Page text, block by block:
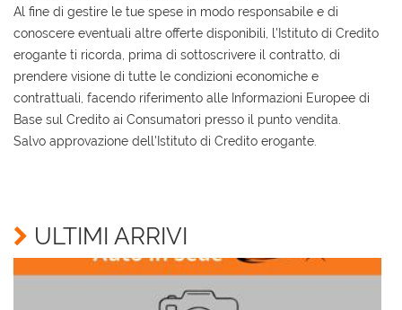
Ho letto e accettol'informativa privacy*
Invia la tua richiesta
Al fine di gestire le tue spese in modo responsabile e di
conoscere eventuali altre offerte disponibili, l'Istituto di Credito
erogante ti ricorda, prima di sottoscrivere il contratto, di
prendere visione di tutte le condizioni economiche e
contrattuali, facendo riferimento alle Informazioni Europee di
Base sul Credito ai Consumatori presso il punto vendita.
Salvo approvazione dell'Istituto di Credito erogante.
ULTIMI ARRIVI